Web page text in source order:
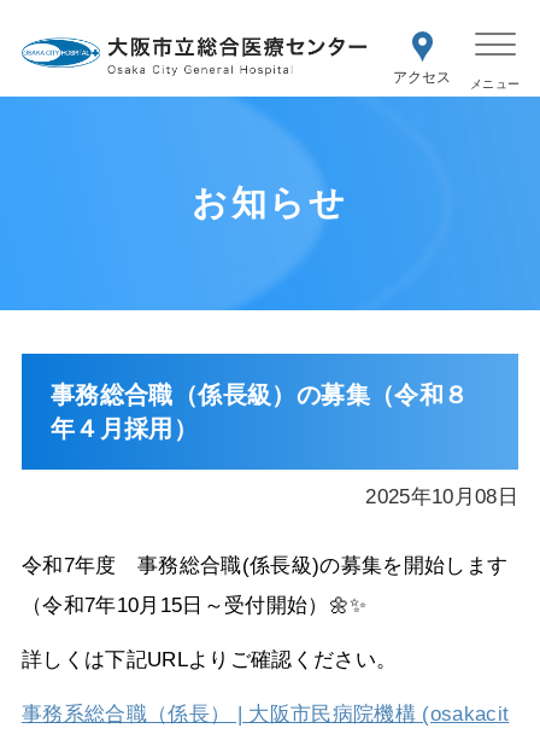
セス
お知らせ
事務総合職（係長級）の募集（令和８
年４月採用）
2025年10月08日
令和7年度 事務総合職(係長級)の募集を開始します
（令和7年10月15日～受付開始）🌼✨
詳しくは下記URLよりご確認ください。
事務系総合職（係長） | 大阪市民病院機構 (osakacit
紹介状をお持ちの方はこちら
再診の予約変更はこちら